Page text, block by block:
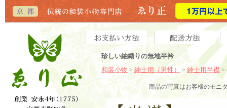
珍しい紬織りの無地半衿
和装小物 > 紳士用（男性） > 紳士用半襟 >
商品の写真はお客様のモニ